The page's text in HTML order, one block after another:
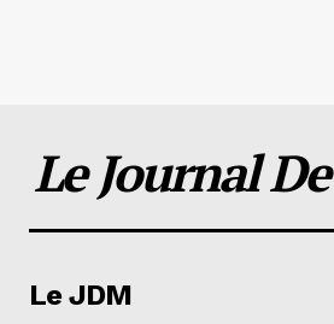
Le Journal
Le JDM